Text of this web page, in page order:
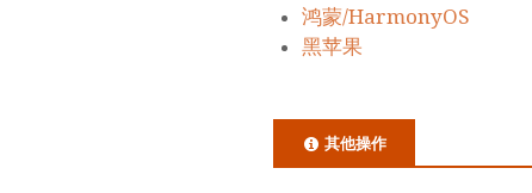
鸿蒙/HarmonyOS
黑苹果
其他操作